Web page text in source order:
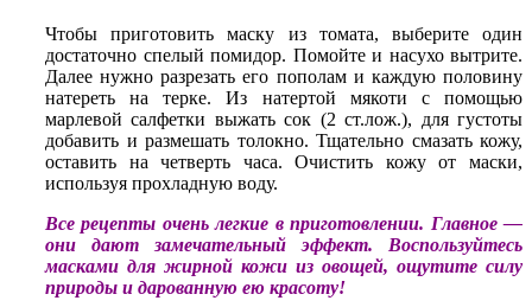
Чтобы приготовить маску из томата, выберите один
достаточно спелый помидор. Помойте и насухо вытрите.
Далее нужно разрезать его пополам и каждую половину
натереть на терке. Из натертой мякоти с помощью
марлевой салфетки выжать сок (2 ст.лож.), для густоты
добавить и размешать толокно. Тщательно смазать кожу,
оставить на четверть часа. Очистить кожу от маски,
используя прохладную воду.
Все рецепты очень легкие в приготовлении. Главное —
они дают замечательный эффект. Воспользуйтесь
масками для жирной кожи из овощей, ощутите силу
природы и дарованную ею красоту!